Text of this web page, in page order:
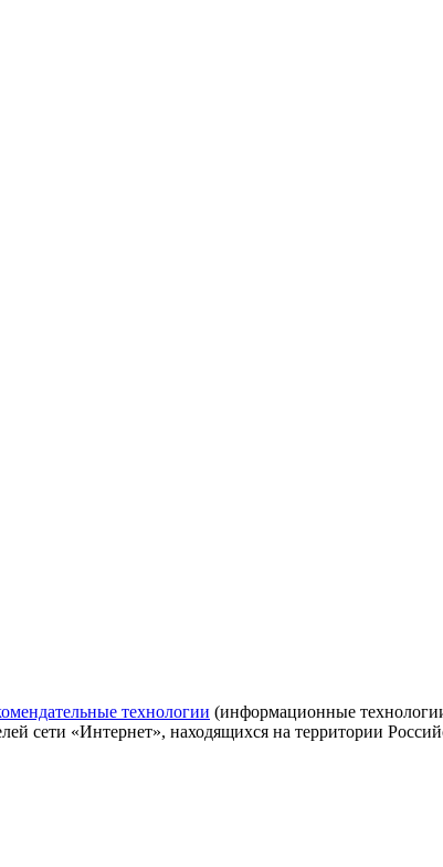
технологии (информационные
сети «Интернет», находящихся на территории